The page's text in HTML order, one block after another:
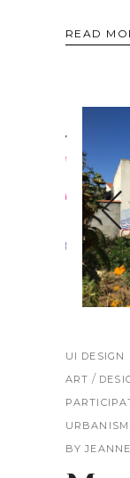
READ
UI DESIGN
ART /
BY